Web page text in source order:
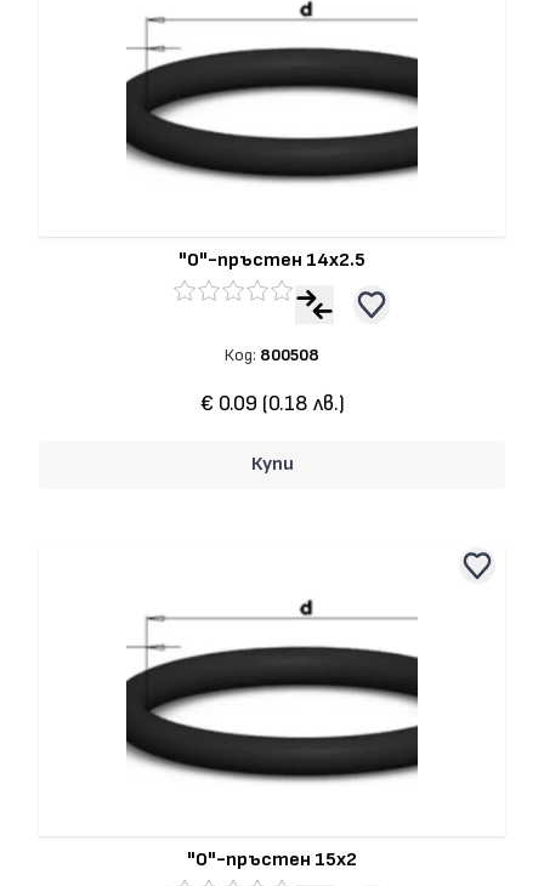
"О"-пръстен 14x2.5
Код: 800508
€ 0.09 (0.18 лв.)
Купи
"О"-пръстен 15x2